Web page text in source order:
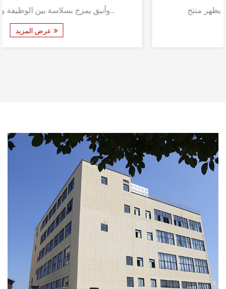
ابتكارات الطهي وتأثيث المنزل، يظهر منتج...